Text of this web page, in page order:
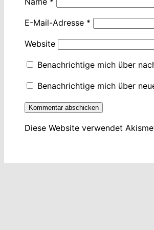
E-Mail-Adresse *
Website
Benachrichtige mich über
Benachrichtige mich über
Diese Website verwendet